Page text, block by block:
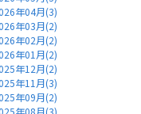
年04月(3)
年03月(2)
年02月(2)
年01月(2)
年12月(2)
年11月(3)
年09月(2)
年08月(3)